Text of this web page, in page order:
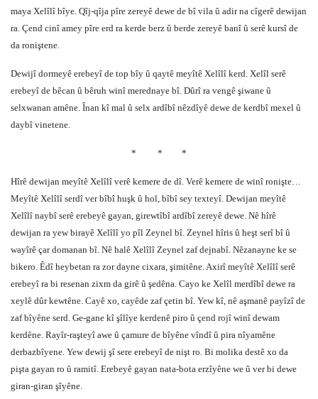
maya Xelîlî bîye. Qîj-qîja pîre zereyê dewe de bî vila û adir na cîgerê dewijan
ra. Çend cinî amey pîre erd ra kerde berz û berde zereyê banî û serê kursî de
da roniştene.
Dewijî dormeyê erebeyî de top bîy û qaytê meyîtê Xelîlî kerd. Xelîl serê
erebeyî de bêcan û bêruh winî merednaye bî. Dûrî ra vengê şiwane û
selxwanan amêne. Înan kî mal û selx ardîbî nêzdîyê dewe de kerdbî mexel û
daybî vinetene.
* * *
Hîrê dewijan meyîtê Xelîlî verê kemere de dî. Verê kemere de winî ronişte…
Meyîtê Xelîlî serdî ver bîbî huşk û hol, bîbî sey texteyî. Dewijan meyîtê
Xelîlî naybî serê erebeyê gayan, girewtîbî ardîbî zereyê dewe. Nê hîrê
dewijan ra yew birayê Xelîlî yo pîl Zeynel bî. Zeynel hîris û heşt serî bî û
wayîrê çar domanan bî. Nê halê Xelîlî Zeynel zaf dejnabî. Nêzanayne ke se
bikero. Êdî heybetan ra zor dayne cixara, şimitêne. Axirî meyîtê Xelîlî serê
erebeyî ra bi resenan zixm da girê û şedêna. Cayo ke Xelîl merdîbî dewe ra
xeylê dûr kewtêne. Cayê xo, cayêde zaf çetin bî. Yew kî, nê aşmanê payîzî de
zaf bîyêne serd. Ge-gane kî şîlîye kerdenê piro û çend rojî winî dewam
kerdêne. Rayîr-raşteyî awe û çamure de bîyêne vîndî û pira nîyamêne
derbazbîyene. Yew dewij şî sere erebeyî de nişt ro. Bi molika destê xo da
pişta gayan ro û ramitî. Erebeyê gayan nata-bota erzîyêne we û ver bi dewe
giran-giran şîyêne.